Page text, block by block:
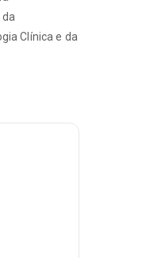
Clínica e da